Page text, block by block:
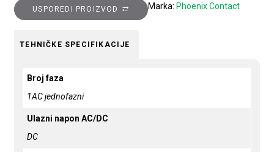
USPOREDI PROIZVOD Marka: Phoenix Contact
TEHNIČKE SPECIFIKACIJE
Broj faza
1AC jednofazni
Ulazni napon AC/DC
DC